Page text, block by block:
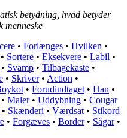
betydning, hvad betyder
menneske
• Forlænges • Hvilken •
• Sortere • Eksekvere • Labil •
• Svamp • Tilbagekaste •
• Skriver• Action •
• Forudindtaget • Han •
• Maler• Uddybning • Cougar
• Skænderi • Værdsat • Stikord
• Forgæves • Border• Sågar•